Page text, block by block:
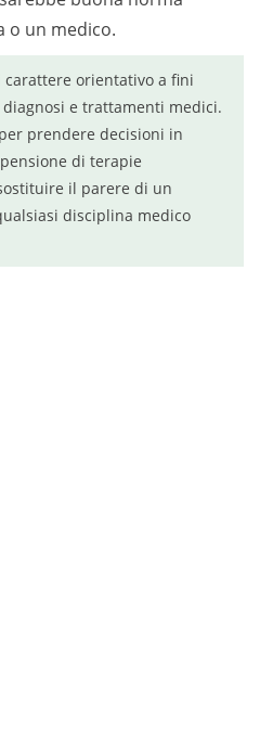
o un medico.
orientativo a fini
e trattamenti medici.
prendere decisioni in
di terapie
il parere di un
disciplina medico